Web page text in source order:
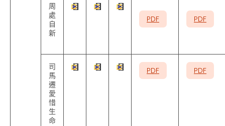
周
處
自
新
PDF PDF
司
馬
遷
愛
惜
生
命
PDF PDF